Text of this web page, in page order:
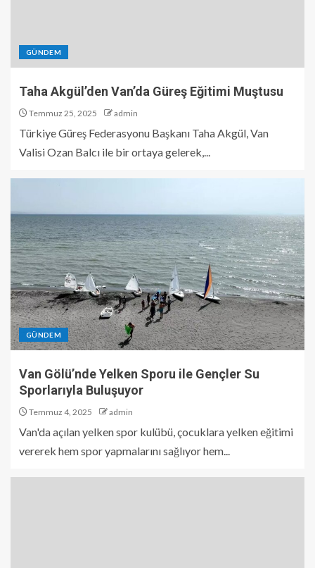
GÜNDEM
Taha Akgül’den Van’da Güreş Eğitimi Muştusu
Temmuz 25, 2025 admin
Türkiye Güreş Federasyonu Başkanı Taha Akgül, Van
Valisi Ozan Balcı ile bir ortaya gelerek,...
GÜNDEM
Van Gölü’nde Yelken Sporu ile Gençler Su
Sporlarıyla Buluşuyor
Temmuz 4, 2025 admin
Van'da açılan yelken spor kulübü, çocuklara yelken eğitimi
vererek hem spor yapmalarını sağlıyor hem...